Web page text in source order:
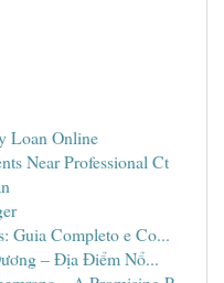
Loan Online
Near Professional Ct
Guia Completo e Co...
– Địa Điểm Nổ...